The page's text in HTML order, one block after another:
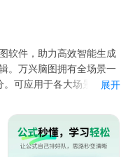
软件，助力高效智能生成
。万兴脑图拥有全场景一
可应用于各大场景如读展开